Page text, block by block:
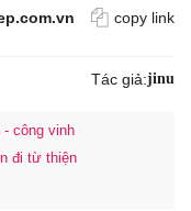
copy link
Tác giả:jinu
- công vinh
đi từ thiện